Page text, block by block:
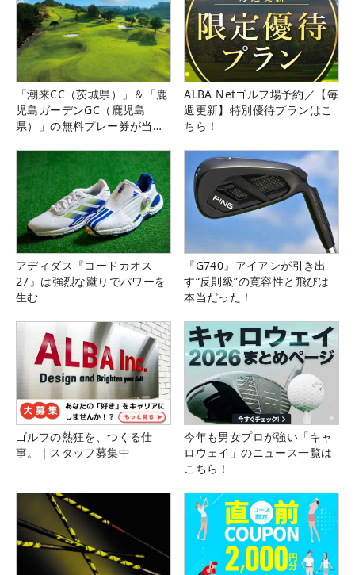
「潮来CC（茨城県）」＆「鹿
児島ガーデンGC（鹿児島
県）」の無料プレー券が当た
ALBA Netゴルフ場予約／【毎
週更新】特別優待プランはこ
ちら！
アディダス『コードカオス
27』は強烈な蹴りでパワーを
生む
『G740』アイアンが引き出
す“反則級”の寛容性と飛びは
本当だった！
ゴルフの熱狂を、つくる仕
事。｜スタッフ募集中
今年も男女プロが強い「キャ
ロウェイ」のニュース一覧は
こちら！